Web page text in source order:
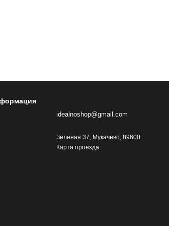
idealnoshop@gmail.com
Зеленая 37, Мукачево, 89600
Карта проезда